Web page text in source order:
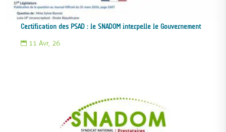
Certification des PSAD : le SNADOM interpelle le Gouvernement
 11 Avr, 26